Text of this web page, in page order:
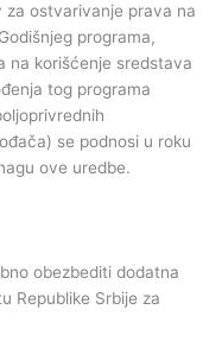
za ostvarivanje prava na
programa,
na korišćenje sredstava
tog programa
se podnosi u roku
ove uredbe.
obezbediti dodatna
Republike Srbije za